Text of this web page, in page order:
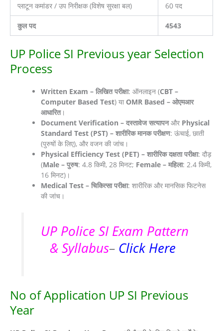
प्लाटून कमांडर / उप निरीक्षक (विशेष सुरक्षा बल) 60 पद
कुल पद 4543
UP Police SI Previous year Selection
Process
Written Exam – लिखित परीक्षा: ऑनलाइन (CBT –
Computer Based Test) या OMR Based – ओएमआर
आधारित।
Document Verification – दस्तावेज सत्यापनऔर Physical
Standard Test (PST) – शारीरिक मानक परीक्षण: ऊंचाई, छाती
(पुरुषों के लिए), और वजन की जांच।
Physical Efficiency Test (PET) – शारीरिक दक्षता परीक्षा: दौड़
(Male – पुरुष: 4.8 किमी, 28 मिनट; Female – महिला: 2.4 किमी,
16 मिनट)।
Medical Test – चिकित्सा परीक्षा: शारीरिक और मानसिक फिटनेस
की जांच।
UP Police SI Exam Pattern
& Syllabus– Click Here
No of Application UP SI Previous
Year